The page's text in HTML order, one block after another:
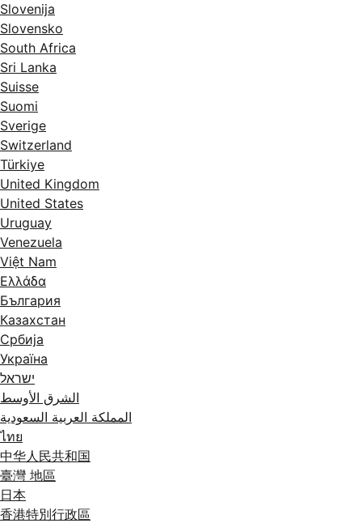
Slovenija
Slovensko
South Africa
Sri Lanka
Suisse
Suomi
Sverige
Switzerland
Türkiye
United Kingdom
United States
Uruguay
Venezuela
Việt Nam
Ελλάδα
България
Казахстан
Србија
Україна
ישראל
الشرق الأوسط
المملكة العربية السعودية
ไทย
中华人民共和国
臺灣 地區
日本
香港特別行政區